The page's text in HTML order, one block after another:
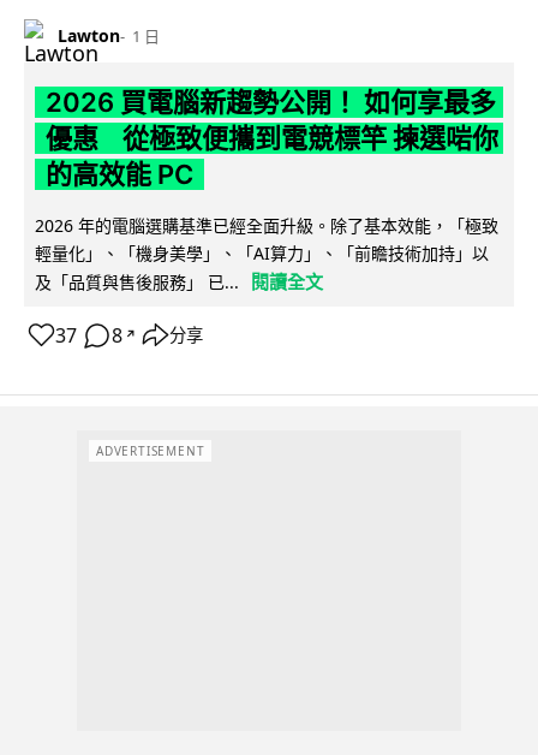
Lawton 1 日
2026 買電腦新趨勢公開！ 如何享最多
優惠 從極致便攜到電競標竿 揀選啱你
的高效能 PC
2026 年的電腦選購基準已經全面升級。除了基本效能，「極致
輕量化」、「機身美學」、「AI算力」、「前瞻技術加持」以
及「品質與售後服務」 已...
閱讀全文
37 8 ↗ 分享
ADVERTISEMENT